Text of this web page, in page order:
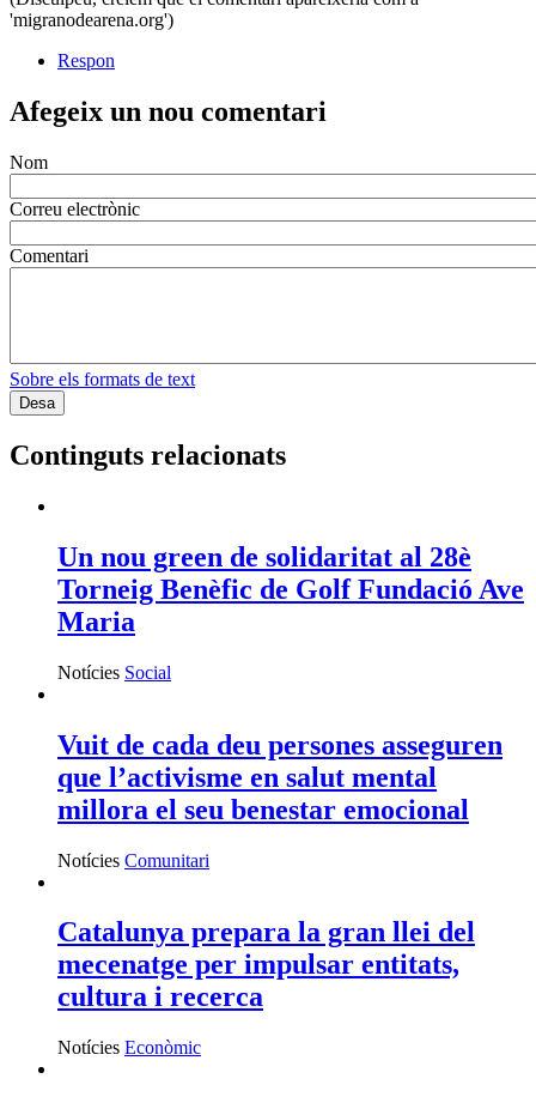
en
'migranodearena.org')
Respon
Afegeix un nou comentari
Nom
Correu electrònic
Comentari
Sobre els formats de text
Continguts relacionats
Un nou green de solidaritat al 28è
Torneig Benèfic de Golf Fundació Ave
Maria
Notícies Social
Vuit de cada deu persones asseguren
que l’activisme en salut mental
millora el seu benestar emocional
Notícies Comunitari
Catalunya prepara la gran llei del
mecenatge per impulsar entitats,
cultura i recerca
Notícies Econòmic